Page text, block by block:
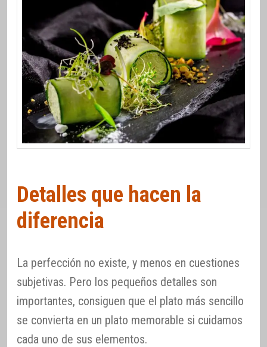
Detalles que hacen la
diferencia
La perfección no existe, y menos en cuestiones
subjetivas. Pero los pequeños detalles son
importantes, consiguen que el plato más sencillo
se convierta en un plato memorable si cuidamos
cada uno de sus elementos.